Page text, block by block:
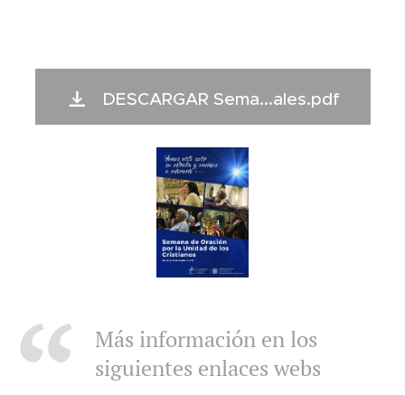
DESCARGAR Sema...ales.pdf
Más información en los
siguientes enlaces webs